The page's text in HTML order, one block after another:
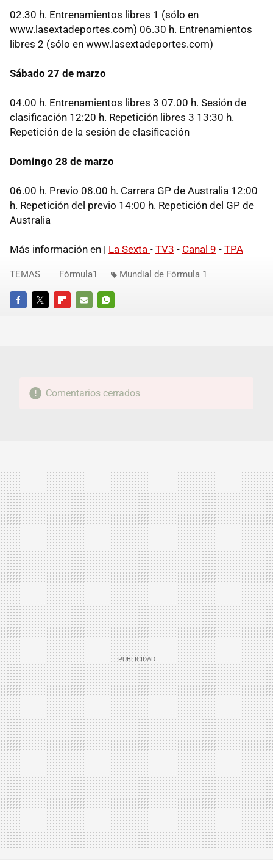
02.30 h. Entrenamientos libres 1 (sólo en
www.lasextadeportes.com) 06.30 h. Entrenamientos
libres 2 (sólo en www.lasextadeportes.com)
Sábado 27 de marzo
04.00 h. Entrenamientos libres 3 07.00 h. Sesión de
clasificación 12:20 h. Repetición libres 3 13:30 h.
Repetición de la sesión de clasificación
Domingo 28 de marzo
06.00 h. Previo 08.00 h. Carrera GP de Australia 12:00
h. Repetición del previo 14:00 h. Repetición del GP de
Australia
Más información en | La Sexta - TV3 - Canal 9 - TPA
FACEBOOKTWITTERFLIPBOARD
E-
WHATSAPP
TEMAS Fórmula1 Mundial de Fórmula 1
Comentarios cerrados